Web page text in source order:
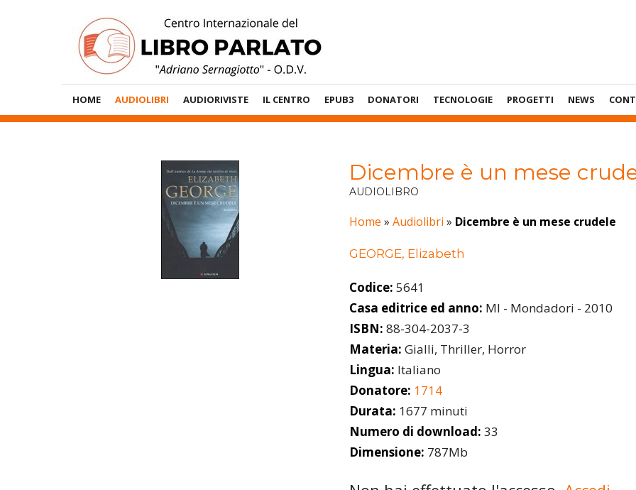
Menù
Principale
HOME AUDIOLIBRI AUDIORIVISTE IL CENTRO EPUB3 DONATORI TECNOLOGIE PROGETTI NEWS
Dicembre è un mese
AUDIOLIBRO
Home » Audiolibri » Dicembre è un mese crudele
GEORGE, Elizabeth
Codice: 5641
Casa editrice ed anno: MI - Mondadori - 2010
ISBN: 88-304-2037-3
Materia: Gialli, Thriller, Horror
Lingua: Italiano
Donatore: 1714
Durata: 1677 minuti
Numero di download: 33
Dimensione: 787Mb